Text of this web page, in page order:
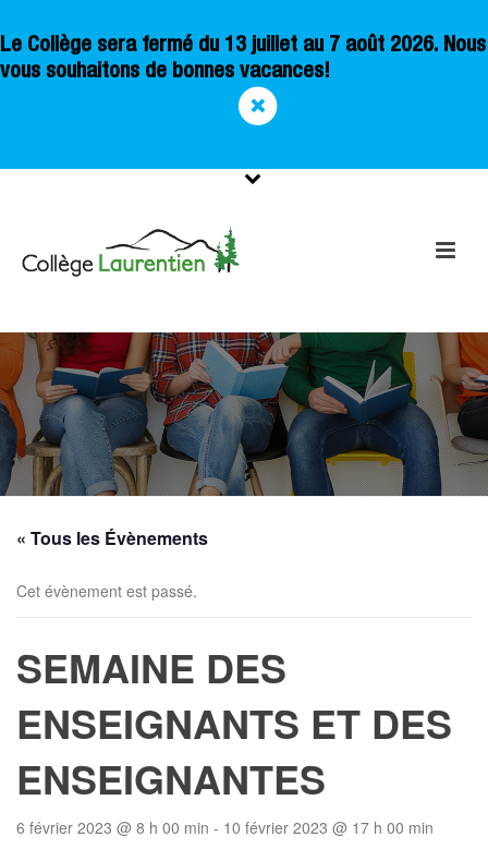
Le Collège sera fermé du 13 juillet au 7 août 2026. Nous
vous souhaitons de bonnes vacances!
« Tous les Évènements
Cet évènement est passé.
SEMAINE DES
ENSEIGNANTS ET DES
ENSEIGNANTES
6 février 2023 @ 8 h 00 min - 10 février 2023 @ 17 h 00 min